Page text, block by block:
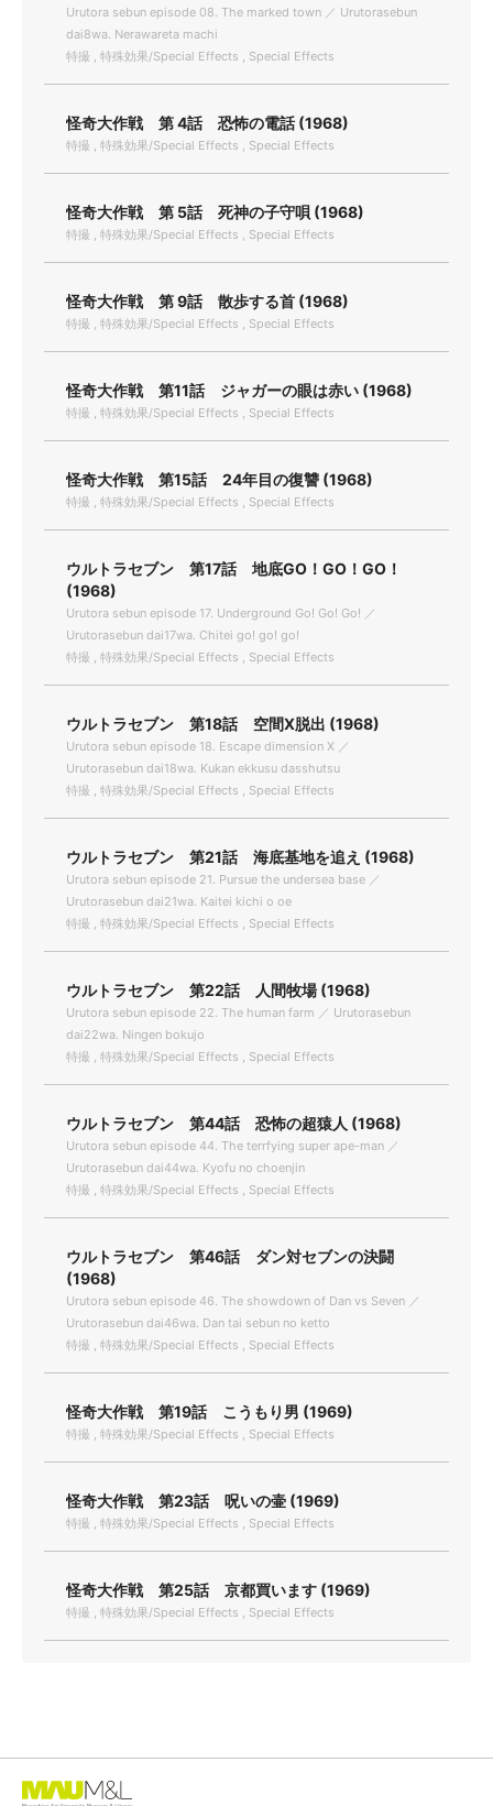
Urutora sebun episode 08. The marked town ／ Urutorasebun
dai8wa. Nerawareta machi
特撮 , 特殊効果/Special Effects , Special Effects
怪奇大作戦 第 4話 恐怖の電話 (1968)
特撮 , 特殊効果/Special Effects , Special Effects
怪奇大作戦 第 5話 死神の子守唄 (1968)
特撮 , 特殊効果/Special Effects , Special Effects
怪奇大作戦 第 9話 散歩する首 (1968)
特撮 , 特殊効果/Special Effects , Special Effects
怪奇大作戦 第11話 ジャガーの眼は赤い (1968)
特撮 , 特殊効果/Special Effects , Special Effects
怪奇大作戦 第15話 24年目の復讐 (1968)
特撮 , 特殊効果/Special Effects , Special Effects
ウルトラセブン 第17話 地底GO！GO！GO！
(1968)
Urutora sebun episode 17. Underground Go! Go! Go! ／
Urutorasebun dai17wa. Chitei go! go! go!
特撮 , 特殊効果/Special Effects , Special Effects
ウルトラセブン 第18話 空間X脱出 (1968)
Urutora sebun episode 18. Escape dimension X ／
Urutorasebun dai18wa. Kukan ekkusu dasshutsu
特撮 , 特殊効果/Special Effects , Special Effects
ウルトラセブン 第21話 海底基地を追え (1968)
Urutora sebun episode 21. Pursue the undersea base ／
Urutorasebun dai21wa. Kaitei kichi o oe
特撮 , 特殊効果/Special Effects , Special Effects
ウルトラセブン 第22話 人間牧場 (1968)
Urutora sebun episode 22. The human farm ／ Urutorasebun
dai22wa. Ningen bokujo
特撮 , 特殊効果/Special Effects , Special Effects
ウルトラセブン 第44話 恐怖の超猿人 (1968)
Urutora sebun episode 44. The terrfying super ape-man ／
Urutorasebun dai44wa. Kyofu no choenjin
特撮 , 特殊効果/Special Effects , Special Effects
ウルトラセブン 第46話 ダン対セブンの決闘
(1968)
Urutora sebun episode 46. The showdown of Dan vs Seven ／
Urutorasebun dai46wa. Dan tai sebun no ketto
特撮 , 特殊効果/Special Effects , Special Effects
怪奇大作戦 第19話 こうもり男 (1969)
特撮 , 特殊効果/Special Effects , Special Effects
怪奇大作戦 第23話 呪いの壷 (1969)
特撮 , 特殊効果/Special Effects , Special Effects
怪奇大作戦 第25話 京都買います (1969)
特撮 , 特殊効果/Special Effects , Special Effects